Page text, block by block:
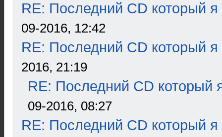
RE: Последний CD который я
09-2016, 12:42
RE: Последний CD который я
2016, 21:19
RE: Последний CD который
09-2016, 08:27
RE: Последний CD который я